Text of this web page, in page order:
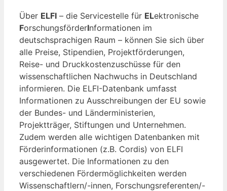
Über ELFI – die Servicestelle für ELektronische
ForschungsförderInformationen im
deutschsprachigen Raum – können Sie sich über
alle Preise, Stipendien, Projektförderungen,
Reise- und Druckkostenzuschüsse für den
wissenschaftlichen Nachwuchs in Deutschland
informieren. Die ELFI-Datenbank umfasst
Informationen zu Ausschreibungen der EU sowie
der Bundes- und Länderministerien,
Projektträger, Stiftungen und Unternehmen.
Zudem werden alle wichtigen Datenbanken mit
Förderinformationen (z.B. Cordis) von ELFI
ausgewertet. Die Informationen zu den
verschiedenen Fördermöglichkeiten werden
Wissenschaftlern/-innen, Forschungsreferenten/-